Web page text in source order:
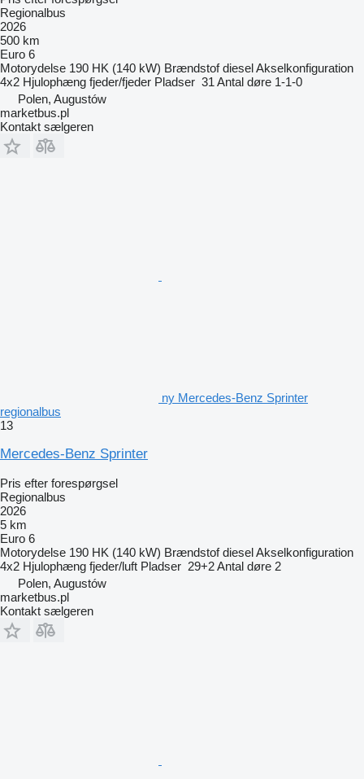
Regionalbus
2026
500 km
Euro 6
Motorydelse 190 HK (140 kW) Brændstof dieselAkselkonfiguration
4x2 Hjulophæng fjeder/fjeder Pladser 31 Antal døre 1-1-0
Polen, Augustów
marketbus.pl
Kontakt sælgeren
ny Mercedes-Benz Sprinter
regionalbus
13
Mercedes-Benz Sprinter
Pris efter forespørgsel
Regionalbus
2026
5 km
Euro 6
Motorydelse 190 HK (140 kW) Brændstof dieselAkselkonfiguration
4x2 Hjulophæng fjeder/luft Pladser 29+2Antal døre 2
Polen, Augustów
marketbus.pl
Kontakt sælgeren